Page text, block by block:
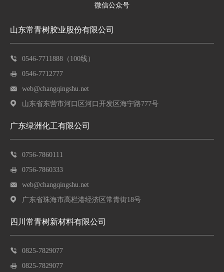
微信公众号
山东常青树胶业股份有限公司
0546-7711888（100线）
0546-7712777
web@changqingshu.net
山东省东营市河口区河口开发区海宁路777号
广东绿洲化工有限公司
0756-7860111
0756-7860333
web@changqingshu.net
广东省珠海市高栏港经济区常青街18号
四川常青树新材料有限公司
0825-7829077
0825-7829077